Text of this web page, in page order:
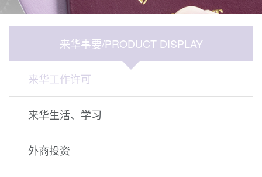
来华事要/PRODUCT DISPLAY
来华工作许可
来华生活、学习
外商投资